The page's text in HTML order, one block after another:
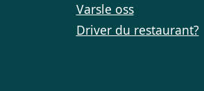
Varsle oss
Driver du restaurant?